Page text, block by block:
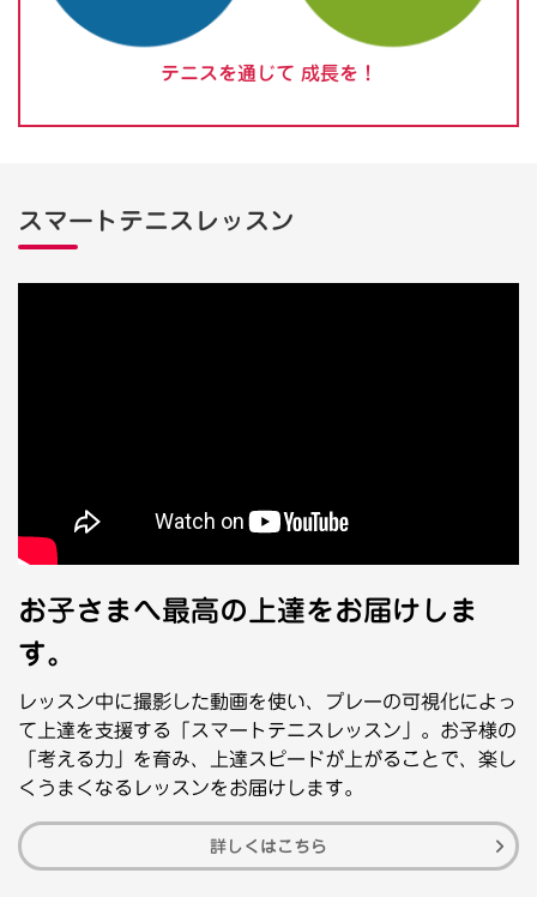
テニスを通じて 成長を！
スマートテニスレッスン
お子さまへ最高の上達をお届けしま
す。
レッスン中に撮影した動画を使い、プレーの可視化によっ
て上達を支援する「スマートテニスレッスン」。お子様の
「考える力」を育み、上達スピードが上がることで、楽し
くうまくなるレッスンをお届けします。
詳しくはこちら